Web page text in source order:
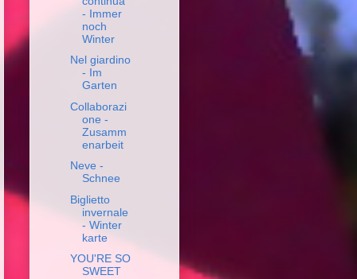
- Immer
noch
Winter
Nel giardino
- Im
Garten
Collaborazi
one -
Zusamm
enarbeit
Neve -
Schnee
Biglietto
invernale
- Winter
karte
YOU'RE SO
SWEET